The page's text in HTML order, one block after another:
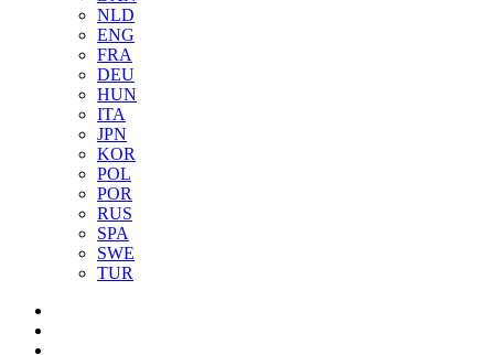
NLD
ENG
FRA
DEU
HUN
ITA
JPN
KOR
POL
POR
RUS
SPA
SWE
TUR